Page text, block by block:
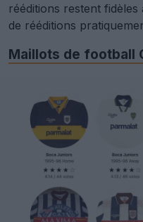
rééditions restent
de rééditions
Maillots de football